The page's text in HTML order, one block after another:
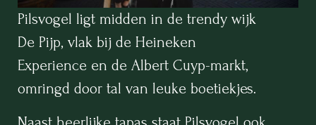
Pilsvogel ligt midden in de trendy wijk
De Pijp, vlak bij de Heineken
Experience en de Albert Cuyp-markt,
omringd door tal van leuke boetiekjes.